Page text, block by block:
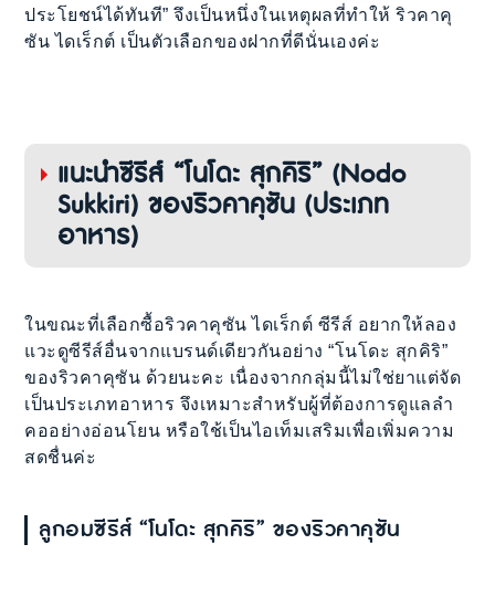
ประโยชน์ได้ทันที” จึงเป็นหนึ่งในเหตุผลที่ทำให้ ริวคาคุ
ซัน ไดเร็กต์ เป็นตัวเลือกของฝากที่ดีนั่นเองค่ะ
แนะนำซีรีส์ “โนโดะ สุกคิริ” (Nodo
Sukkiri) ของริวคาคุซัน (ประเภท
อาหาร)
ในขณะที่เลือกซื้อริวคาคุซัน ไดเร็กต์ ซีรีส์ อยากให้ลอง
แวะดูซีรีส์อื่นจากแบรนด์เดียวกันอย่าง “โนโดะ สุกคิริ”
ของริวคาคุซัน ด้วยนะคะ เนื่องจากกลุ่มนี้ไม่ใช่ยาแต่จัด
เป็นประเภทอาหาร จึงเหมาะสำหรับผู้ที่ต้องการดูแลลำ
คออย่างอ่อนโยน หรือใช้เป็นไอเท็มเสริมเพื่อเพิ่มความ
สดชื่นค่ะ
ลูกอมซีรีส์ “โนโดะ สุกคิริ” ของริวคาคุซัน